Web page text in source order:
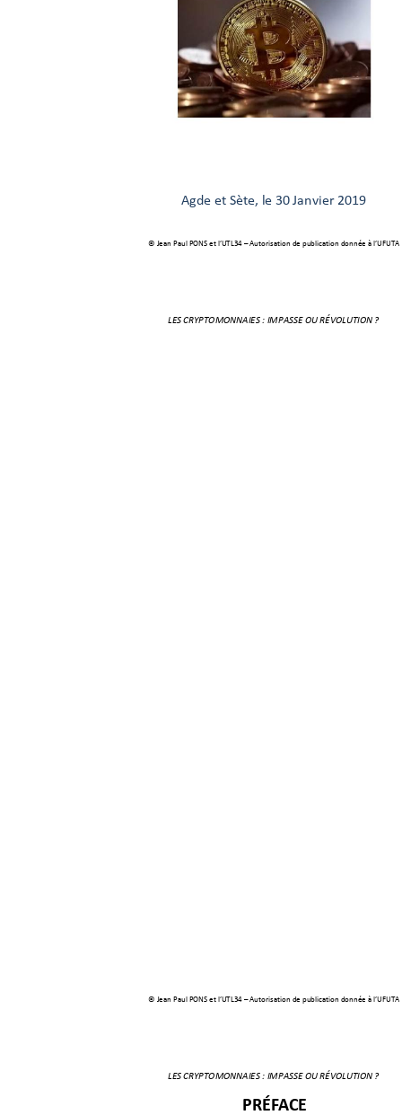
© Jean Paul PONS et l’UTL34 – Autorisation de publication donnée à l’UFUTA
Agde et Sète, le 30 Janvier 2019
© Jean Paul PONS et l’UTL34 – Autorisation de publication donnée à l’UFUTA
LES CRYPTOMONNAIES : IMPASSE OU RÉVOLUTION ?
LES CRYPTOMONNAIES : IMPASSE OU RÉVOLUTION ?
PRÉFACE